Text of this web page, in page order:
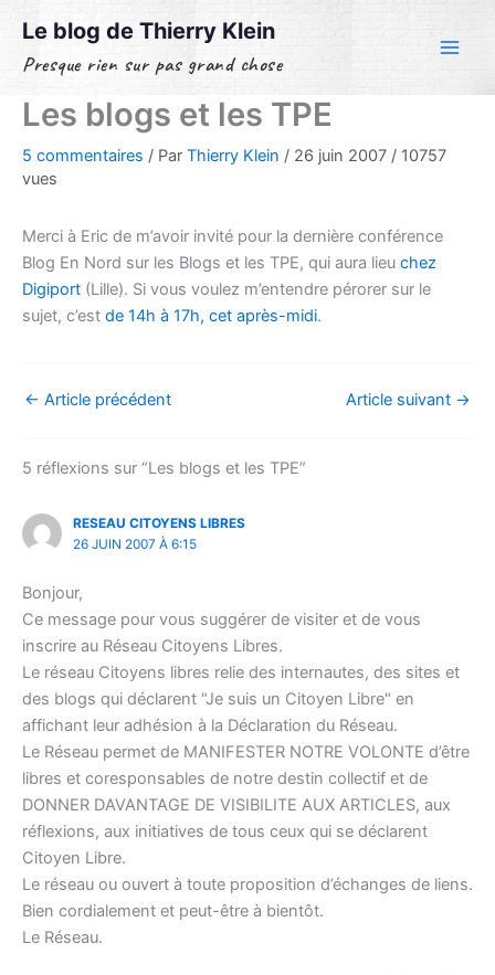
contenu
Le blog de Thierry Klein
Presque rien sur pas grand chose
Les blogs et les TPE
5 commentaires / Par Thierry Klein / 26 juin 2007 / 10757
vues
Merci à Eric de m’avoir invité pour la dernière conférence
Blog En Nord sur les Blogs et les TPE, qui aura lieu chez
Digiport (Lille). Si vous voulez m’entendre pérorer sur le
sujet, c’est de 14h à 17h, cet après-midi.
← Article précédent Article suivant →
5 réflexions sur “Les blogs et les TPE”
RESEAU CITOYENS LIBRES
26 JUIN 2007 À 6:15
Bonjour,
Ce message pour vous suggérer de visiter et de vous
inscrire au Réseau Citoyens Libres.
Le réseau Citoyens libres relie des internautes, des sites et
des blogs qui déclarent "Je suis un Citoyen Libre" en
affichant leur adhésion à la Déclaration du Réseau.
Le Réseau permet de MANIFESTER NOTRE VOLONTE d’être
libres et coresponsables de notre destin collectif et de
DONNER DAVANTAGE DE VISIBILITE AUX ARTICLES, aux
réflexions, aux initiatives de tous ceux qui se déclarent
Citoyen Libre.
Le réseau ou ouvert à toute proposition d’échanges de liens.
Bien cordialement et peut-être à bientôt.
Le Réseau.